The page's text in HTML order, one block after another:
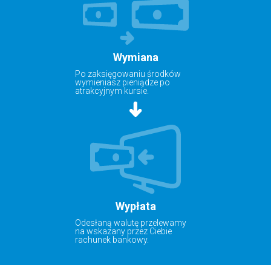
Wymiana
Po zaksięgowaniu środków
wymieniasz pieniądze po
atrakcyjnym kursie.
Wypłata
Odesłaną walutę przelewamy
na wskazany przez Ciebie
rachunek bankowy.